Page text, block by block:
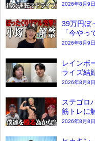
2026年8月9日
39万円ぼ
「今や
2026年8月9日
レインボ
ライズ結
2026年8月8日
ステゴロ
筋トレに
2026年8月8日